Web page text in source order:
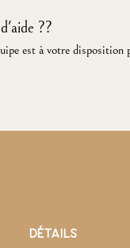
??
est à votre disposition
DÉTAILS